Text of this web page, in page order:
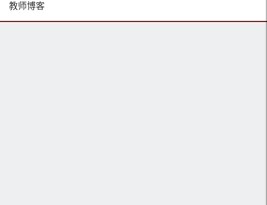
教师博客